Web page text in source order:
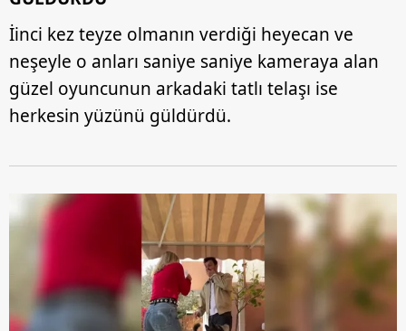
İinci kez teyze olmanın verdiği heyecan ve
neşeyle o anları saniye saniye kameraya alan
güzel oyuncunun arkadaki tatlı telaşı ise
herkesin yüzünü güldürdü.